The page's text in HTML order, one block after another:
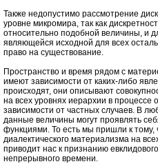
Также недопустимо рассмотрение
уровне микромира, так как
относительно подобной величины, и
являющейся исходной для всех
право на существование.
Пространство и время рядом с
имеют зависимости от каких-либо
происходят, они описывают
на всех уровнях иерархии в
зависимости от частных случаев. В
данные величины могут проявлять
функциями. То есть мы пришли к тому,
диалектического материализма на
приводит нас к признанию
непрерывного времени.